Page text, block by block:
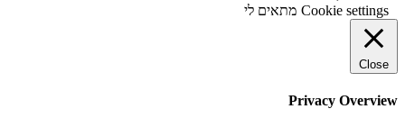
Cookie settings מתאים לי
Close
Privacy Overview